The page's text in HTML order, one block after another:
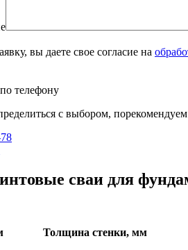
вы даете свое согласие на
телефону
с выбором,
сваи для
Толщина стенки, мм